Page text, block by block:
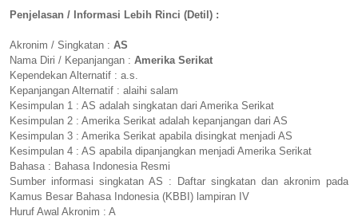
Penjelasan / Informasi Lebih Rinci (Detil) :
Akronim / Singkatan : AS
Nama Diri / Kepanjangan : Amerika Serikat
Kependekan Alternatif : a.s.
Kepanjangan Alternatif : alaihi salam
Kesimpulan 1 : AS adalah singkatan dari Amerika Serikat
Kesimpulan 2 : Amerika Serikat adalah kepanjangan dari AS
Kesimpulan 3 : Amerika Serikat apabila disingkat menjadi AS
Kesimpulan 4 : AS apabila dipanjangkan menjadi Amerika Serikat
Bahasa : Bahasa Indonesia Resmi
Sumber informasi singkatan AS : Daftar singkatan dan akronim pada
Kamus Besar Bahasa Indonesia (KBBI) lampiran IV
Huruf Awal Akronim : A